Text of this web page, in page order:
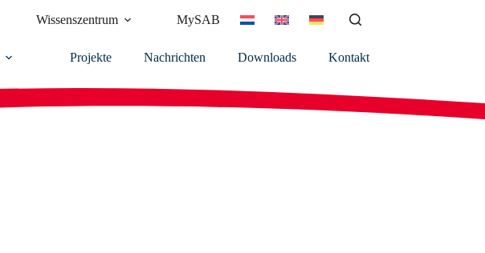
Wissenszentrum MySAB
Projekte Nachrichten Downloads Kontakt